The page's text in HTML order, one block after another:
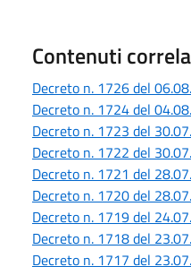
Contenuti
Decreto n. 1726 del
Decreto n. 1724 del
Decreto n. 1723 del
Decreto n. 1722 del
Decreto n. 1721 del
Decreto n. 1720 del
Decreto n. 1719 del
Decreto n. 1718 del
Decreto n. 1717 del